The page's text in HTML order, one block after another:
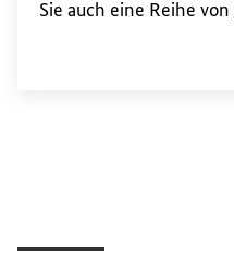
Sie auch eine Reihe von